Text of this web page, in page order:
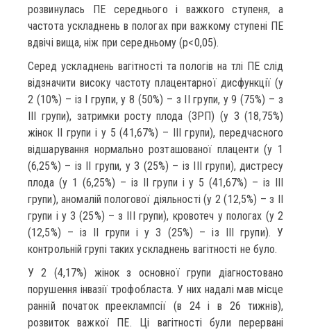
розвинулась ПЕ середнього і важкого ступеня, а
частота ускладнень в пологах при важкому ступені ПЕ
вдвічі вища, ніж при середньому (р<0,05).
Серед ускладнень вагітності та пологів на тлі ПЕ слід
відзначити високу частоту плацентарної дисфункції (у
2 (10%) – із І групи, у 8 (50%) – з ІІ групи, у 9 (75%) – з
ІІІ групи), затримки росту плода (ЗРП) (у 3 (18,75%)
жінок ІІ групи і у 5 (41,67%) – ІІІ групи), передчасного
відшарування нормально розташованої плаценти (у 1
(6,25%) – із ІІ групи, у 3 (25%) – із ІІІ групи), дистресу
плода (у 1 (6,25%) – із ІІ групи і у 5 (41,67%) – із ІІІ
групи), аномалій пологової діяльності (у 2 (12,5%) – з ІІ
групи і у 3 (25%) – з ІІІ групи), кровотеч у пологах (у 2
(12,5%) – із ІІ групи і у 3 (25%) – із ІІІ групи). У
контрольній групі таких ускладнень вагітності не було.
У 2 (4,17%) жінок з основної групи діагностовано
порушення інвазії трофобласта. У них надалі мав місце
ранній початок прееклампсії (в 24 і в 26 тижнів),
розвиток важкої ПЕ. Ці вагітності були перервані